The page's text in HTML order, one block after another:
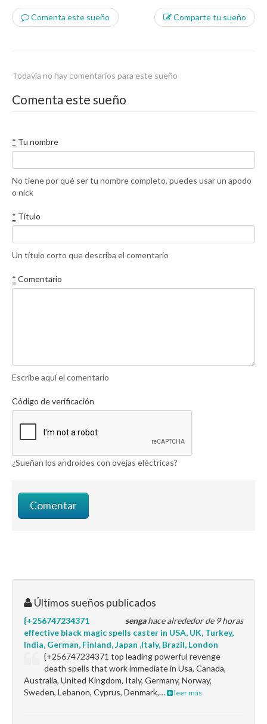
Comenta este sueño Comparte tu sueño
Todavía no hay comentarios para este sueño
Comenta este sueño
* Tu nombre
No tiene por qué ser tu nombre completo, puedes usar un apodo
o nick
* Título
Un título corto que describa el comentario
* Comentario
Escribe aquí el comentario
Código de verificación
¿Sueñan los androides con ovejas eléctricas?
Últimos sueños publicados
sengahace alrededor de 9 horas
{+256747234371
effective black magic spells caster in USA, UK, Turkey,
India, German, Finland, Japan ,Italy, Brazil, London
{+256747234371 top leading powerful revenge
death spells that work immediate in Usa, Canada,
Australia, United Kingdom, Italy, Germany, Norway,
Sweden, Lebanon, Cyprus, Denmark,…
leer más